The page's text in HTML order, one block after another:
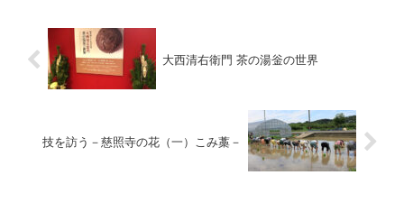
大西清右衛門 茶の湯釡の世界
技を訪う－慈照寺の花（一）こみ藁－